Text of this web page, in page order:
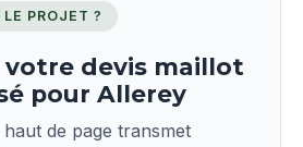
LE PROJET ?
votre devis maillot
pour Allerey
de page transmet